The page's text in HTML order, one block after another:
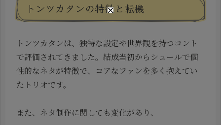
トンツカタンの特徴と転機
トンツカタンは、独特な設定や世界観を持つコント
で評価されてきました。結成当初からシュールで個
性的なネタが特徴で、コアなファンを多く抱えてい
たトリオです。
また、ネタ制作に関しても変化があり、